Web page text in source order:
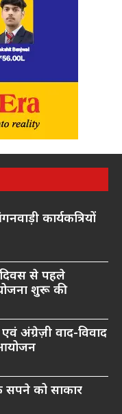
कार्यकत्रियों
से पहले
शुरू की
अंग्रेज़ी वाद-विवाद
सपने को साकार